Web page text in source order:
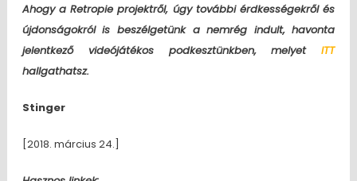
Ahogy a Retropie projektről, úgy további érdkességekről és
újdonságokról is beszélgetünk a nemrég indult, havonta
jelentkező videójátékos podkesztünkben, melyetITT
hallgathatsz.
Stinger
[2018. március 24.]